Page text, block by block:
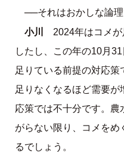
──それはおかしな論理
小川
2024年はコメが
したし、この年の10月
足りている前提の対応
足りなくなるほど需要
応策では不十分です。農
がらない限り、コメをめ
るでしょう。